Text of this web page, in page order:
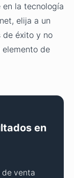
la tecnología
elija a un
de éxito y no
de
en
de venta